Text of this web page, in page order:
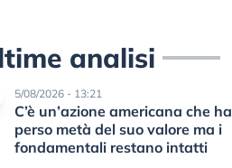
analisi
5/08/2026 - 13:21
C’è un’azione americana che ha
perso metà del suo valore ma i
fondamentali restano intatti